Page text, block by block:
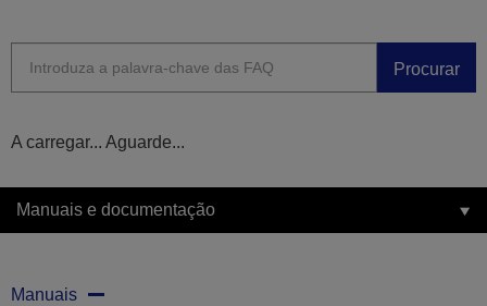
Procurar
A carregar... Aguarde...
Manuais e documentação
Manuais